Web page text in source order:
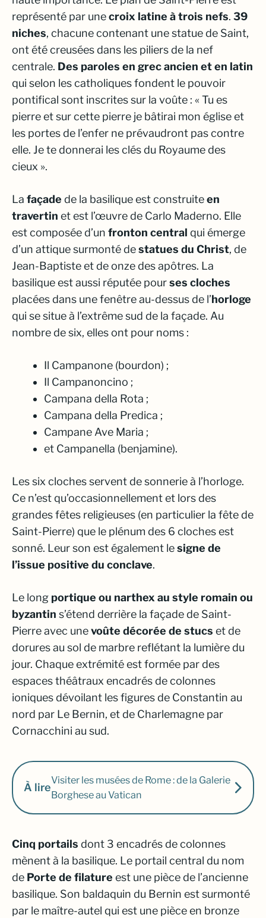
représenté par unecroix latine à trois nefs. 39
niches, chacune contenant une statue de Saint,
ont été creusées dans les piliers de la nef
centrale. Des paroles en grec ancien et en latin
qui selon les catholiques fondent le pouvoir
pontifical sont inscrites sur la voûte : « Tu es
pierre et sur cette pierre je bâtirai mon église et
les portes de l’enfer ne prévaudront pas contre
elle. Je te donnerai les clés du Royaume des
cieux ».
La façade de la basilique est construiteen
travertin et est l’œuvre de Carlo Maderno. Elle
est composée d’un fronton central qui émerge
d’un attique surmonté destatues du Christ, de
Jean-Baptiste et de onze des apôtres. La
basilique est aussi réputée pourses cloches
placées dans une fenêtre au-dessus de l’horloge
qui se situe à l’extrême sud de la façade. Au
nombre de six, elles ont pour noms :
Il Campanone (bourdon) ;
Il Campanoncino ;
Campana della Rota ;
Campana della Predica ;
Campane Ave Maria ;
et Campanella (benjamine).
Les six cloches servent de sonnerie à l’horloge.
Ce n’est qu’occasionnellement et lors des
grandes fêtes religieuses (en particulier la fête de
Saint-Pierre) que le plénum des 6 cloches est
sonné. Leur son est également lesigne de
l’issue positive du conclave.
Le long portique ou narthex au style romain ou
byzantin s’étend derrière la façade de Saint-
Pierre avec unevoûte décorée de stucs et de
dorures au sol de marbre reflétant la lumière du
jour. Chaque extrémité est formée par des
espaces théâtraux encadrés de colonnes
ioniques dévoilant les figures de Constantin au
nord par Le Bernin, et de Charlemagne par
Cornacchini au sud.
À lire
Visiter les musées de Rome : de la Galerie
Borghese au Vatican
Cinq portails dont 3 encadrés de colonnes
mènent à la basilique. Le portail central du nom
de Porte de filature est une pièce de l’ancienne
basilique. Son baldaquin du Bernin est surmonté
par le maître-autel qui est une pièce en bronze